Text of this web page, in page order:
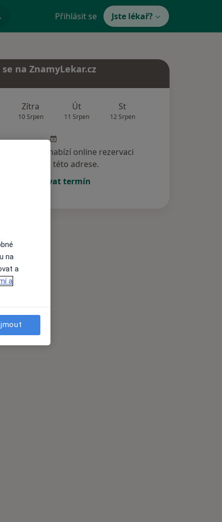
Přihlásit se Jste lékař?
na ZnamyLekar.cz
Zítra
10 Srpen
Út
11 Srpen
St
12 Srpen
nenabízí online rezervaci
termínu na této adrese.
Rezervovat termín
na
a
a